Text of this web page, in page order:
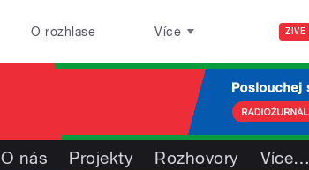
ŽIVĚ
O rozhlase Více
O nás Projekty Rozhovory Více…